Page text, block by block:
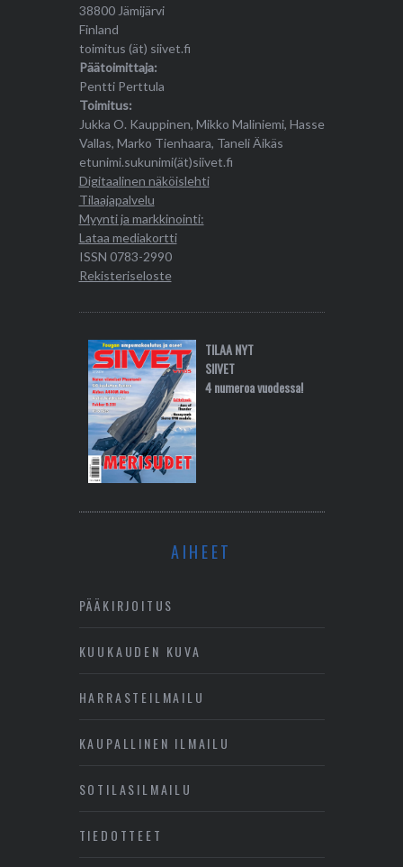
38800 Jämijärvi
Finland
toimitus (ät) siivet.fi
Päätoimittaja:
Pentti Perttula
Toimitus:
Jukka O. Kauppinen, Mikko Maliniemi, Hasse
Vallas, Marko Tienhaara, Taneli Äikäs
etunimi.sukunimi(ät)siivet.fi
Digitaalinen näköislehti
Tilaajapalvelu
Myynti ja markkinointi:
Lataa mediakortti
ISSN 0783-2990
Rekisteriseloste
TILAA NYT
SIIVET
4 numeroa vuodessa!
AIHEET
PÄÄKIRJOITUS
KUUKAUDEN KUVA
HARRASTEILMAILU
KAUPALLINEN ILMAILU
SOTILASILMAILU
TIEDOTTEET